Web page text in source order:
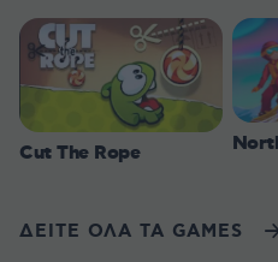
Cut The Rope
ΔΕΙΤΕ ΟΛΑ ΤΑ GAMES